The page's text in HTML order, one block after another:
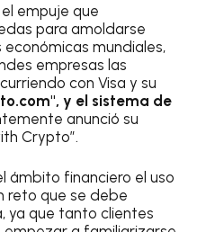
empuje que
para amoldarse
mundiales,
empresas las
con Visa y su
y el sistema de
anunció su
Crypto”.
ámbito financiero el uso
reto que se debe
ya que tanto clientes